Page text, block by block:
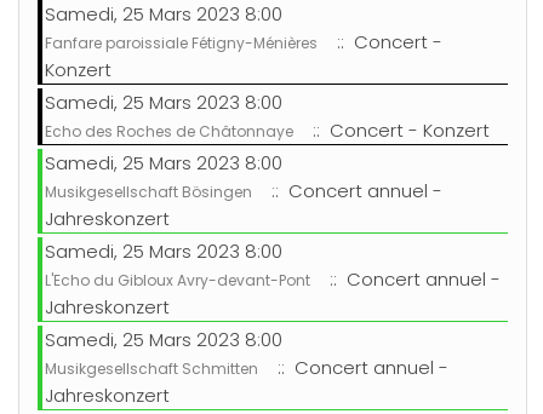
Samedi, 25 Mars 2023 8:00
Fanfare paroissiale Fétigny-Ménières
:: Concert -
Konzert
Samedi, 25 Mars 2023 8:00
Echo des Roches de Châtonnaye
:: Concert - Konzert
Samedi, 25 Mars 2023 8:00
Musikgesellschaft Bösingen
:: Concert annuel -
Jahreskonzert
Samedi, 25 Mars 2023 8:00
L'Echo du Gibloux Avry-devant-Pont
:: Concert annuel -
Jahreskonzert
Samedi, 25 Mars 2023 8:00
Musikgesellschaft Schmitten
:: Concert annuel -
Jahreskonzert